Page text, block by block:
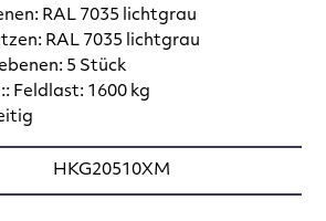
RAL 7035 lichtgrau
RAL 7035 lichtgrau
5 Stück
Feldlast: 1600 kg
HKG20510XM